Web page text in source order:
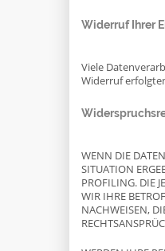
Widerruf Ihrer
Viele
Widerruf
WENN DIE
SITUATION
PROFILING. DIE
WIR IHRE
NACHWEISEN,